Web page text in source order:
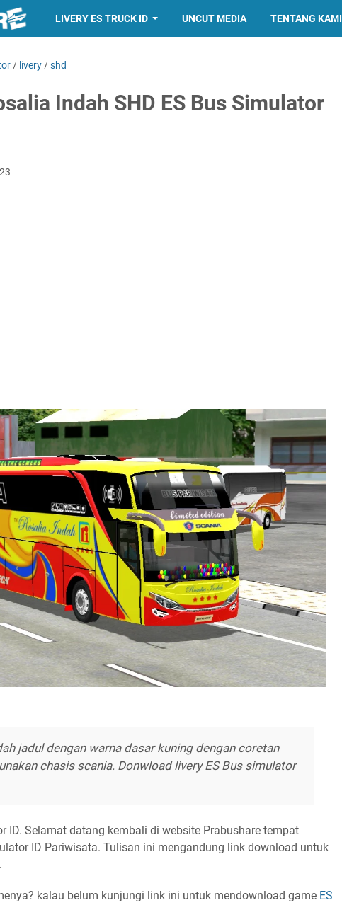
LIVERY ES TRUCK ID UNCUT MEDIA TENTANG KAMI
/ livery /shd
Indah SHD ES Bus Simulator
jadul dengan warna dasar kuning dengan coretan
chasis scania. Donwload livery ES Bus simulator
ID. Selamat datang kembali di website Prabushare tempat
ID Pariwisata. Tulisan ini mengandung link download untuk
kalau belum kunjungi link ini untuk mendownload game ES